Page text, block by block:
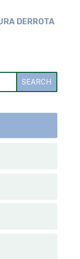
DERROTA
SEARCH